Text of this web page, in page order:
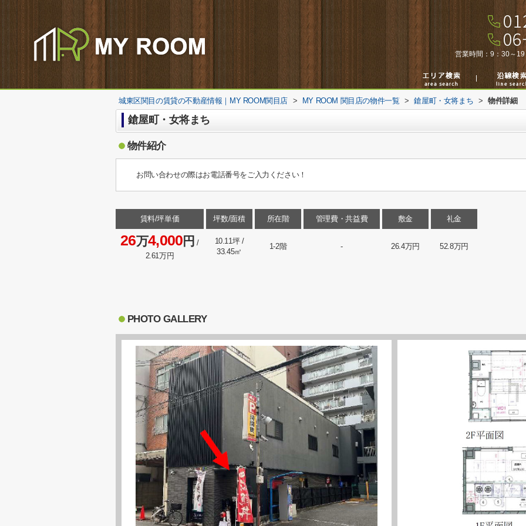
営業時間： 9：30～
城東区関目の賃貸の不動産情報｜MY ROOM関目店 > MY ROOM 関目店の物件一覧 > 鎗屋町・女将まち > 物件詳細
鎗屋町・女将まち
物件紹介
お問い合わせの際はお電話番号をご入力ください！
賃料/坪単価
26万4,000円 /
2.61万円
坪数/面積
10.11坪 /
33.45㎡
所在階
1-2階
管理費・共益費
-
敷金
26.4万円
礼金
52.8万円
PHOTO GALLERY